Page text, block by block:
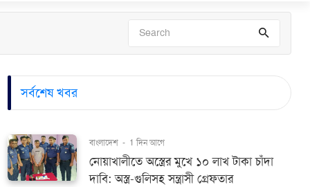
সর্বশেষ খবর
বাংলাদেশ - 1 দিন আগে
নোয়াখালীতে অস্ত্রের মুখে ১০ লাখ টাকা চাঁদা
দাবি: অস্ত্র-গুলিসহ সন্ত্রাসী গ্রেফতার